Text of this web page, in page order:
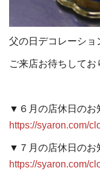
父の日デコレーシ
ご来店お待ちしてお
▼６月の店休日のお
https://syaron.com/
▼７月の店休日のお
https://syaron.com/